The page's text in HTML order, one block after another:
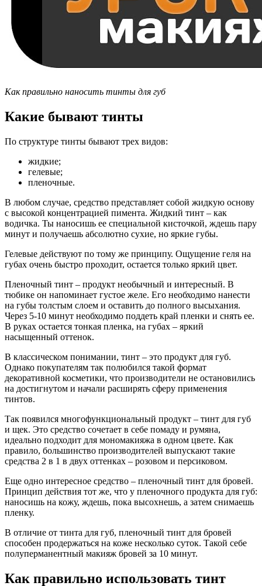
Как правильно наносить тинты для губ
Какие бывают тинты
По структуре тинты бывают трех видов:
жидкие;
гелевые;
пленочные.
В любом случае, средство представляет собой жидкую основу
с высокой концентрацией пимента. Жидкий тинт – как
водичка. Ты наносишь ее специальной кисточкой, ждешь пару
минут и получаешь абсолютно сухие, но яркие губы.
Гелевые действуют по тому же принципу. Ощущение геля на
губах очень быстро проходит, остается только яркий цвет.
Пленочный тинт – продукт необычный и интересный. В
тюбике он напоминает густое желе. Его необходимо нанести
на губы толстым слоем и оставить до полного высыхания.
Через 5-10 минут необходимо поддеть край пленки и снять ее.
В руках остается тонкая пленка, на губах – яркий
насыщенный оттенок.
В классическом понимании, тинт – это продукт для губ.
Однако покупателям так полюбился такой формат
декоративной косметики, что производители не остановились
на достигнутом и начали расширять сферу применения
тинтов.
Так появился многофункциональный продукт – тинт для губ
и щек. Это средство сочетает в себе помаду и румяна,
идеально подходит для мономакияжа в одном цвете. Как
правило, большинство производителей выпускают такие
средства 2 в 1 в двух оттенках – розовом и персиковом.
Еще одно интересное средство – пленочный тинт для бровей.
Принцип действия тот же, что у пленочного продукта для губ:
наносишь на кожу, ждешь, пока высохнешь, а затем снимаешь
пленку.
В отличие от тинта для губ, пленочный тинт для бровей
способен продержаться на коже несколько суток. Такой себе
полуперманентный макияж бровей за 10 минут.
Как правильно использовать тинт